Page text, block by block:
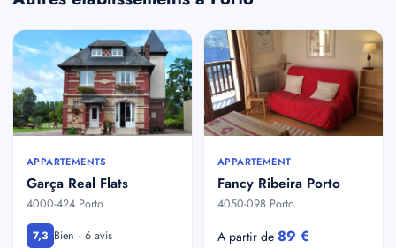
APPARTEMENTS
Garça Real Flats
4000-424 Porto
7,3 Bien · 6 avis
APPARTEMENT
Fancy Ribeira Porto
4050-098 Porto
A partir de 89 €